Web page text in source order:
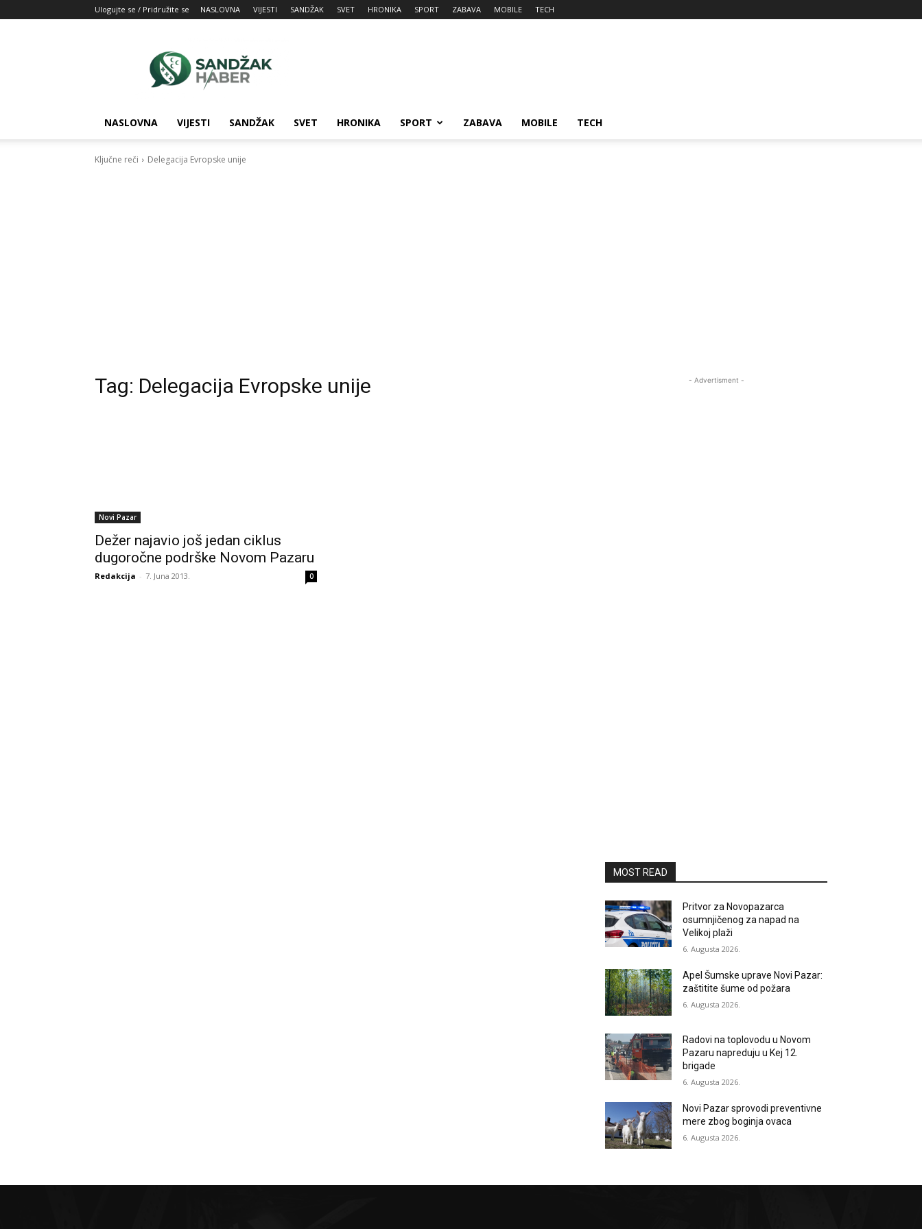
Ulogujte se / Pridružite se NASLOVNA VIJESTI SANDŽAK SVET HRONIKA SPORT ZABAVA MOBILE TECH
Vaš
izvor
NASLOVNA VIJESTI SANDŽAK SVET HRONIKA SPORT ZABAVA MOBILE TECH
Ključne reči Delegacija Evropske unije
Tag: Delegacija Evropske unije
Novi Pazar
Dežer najavio još jedan ciklus
dugoročne podrške Novom Pazaru
Redakcija - 7. Juna 2013. 0
- Advertisment -
MOST READ
Pritvor za Novopazarca
osumnjičenog za napad na
Velikoj plaži
6. Augusta 2026.
Apel Šumske uprave Novi Pazar:
zaštitite šume od požara
6. Augusta 2026.
Radovi na toplovodu u Novom
Pazaru napreduju u Kej 12.
brigade
6. Augusta 2026.
Novi Pazar sprovodi preventivne
mere zbog boginja ovaca
6. Augusta 2026.